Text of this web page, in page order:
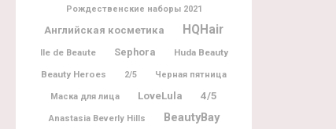
Рождественские наборы 2021
Английская косметика HQHair
Ile de Beaute Sephora
Huda Beauty
Beauty Heroes
2/5 Черная пятница
Маска для лица LoveLula 4/5
Anastasia Beverly Hills
BeautyBay